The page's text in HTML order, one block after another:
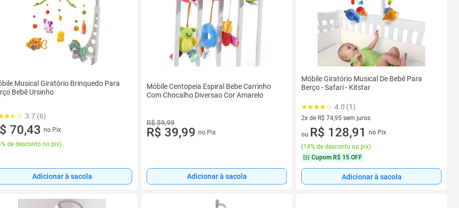
Musical Giratório Brinquedo Para
Bebê Ursinho
3.7 (6)
70,43 no Pix
de desconto no pix)
Adicionar à sacola
Móbile Centopeia Espiral Bebe Carrinho
Com Chocalho Diversao Cor Amarelo
R$ 59,99
R$ 39,99 no Pix
Adicionar à sacola
Móbile Giratório Musical De Bebê Para
Berço - Safari - Kitstar
4.0 (1)
2x de R$ 74,95 sem juros
2 vez de R$ 74,95 sem juros
ou R$ 128,91
no Pix
(14% de desconto no pix)
Cupom R$ 15 OFF
Adicionar à sacola